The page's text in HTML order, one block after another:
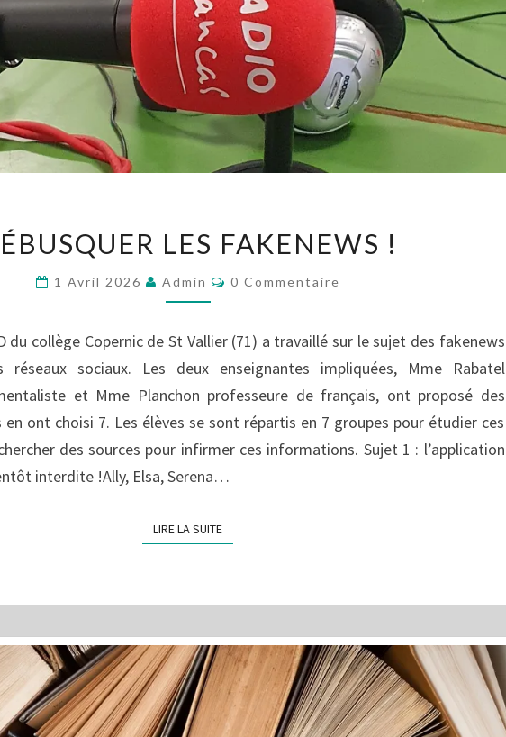
LES
!
LES FAKENEWS !
1 Avril 2026 Admin Commentaires
0 Commentaire
du collège Copernic de St Vallier (71) a travaillé sur le sujet des fakenews
réseaux sociaux. Les deux enseignantes impliquées, Mme Rabatel
et Mme Planchon professeure de français, ont proposé des
ont choisi 7. Les élèves se sont répartis en 7 groupes pour étudier ces
des sources pour infirmer ces informations. Sujet 1 : l’application
interdite !Ally, Elsa, Serena…
LIRE LA SUITELIRE LA SUITE